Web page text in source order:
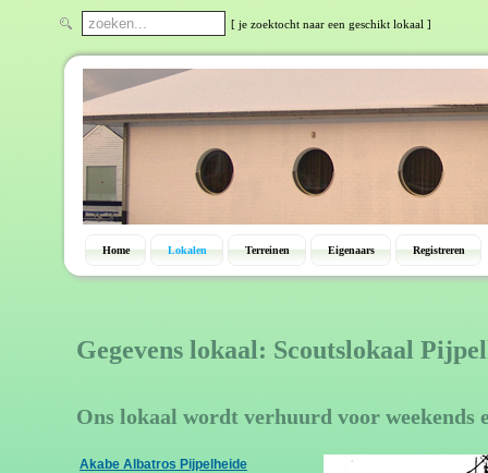
[ je zoektocht naar een geschikt lokaal ]
Home Lokalen Terreinen Eigenaars Registreren
Gegevens lokaal: Scoutslokaal
Ons lokaal wordt verhuurd voor weekends
Akabe Albatros Pijpelheide